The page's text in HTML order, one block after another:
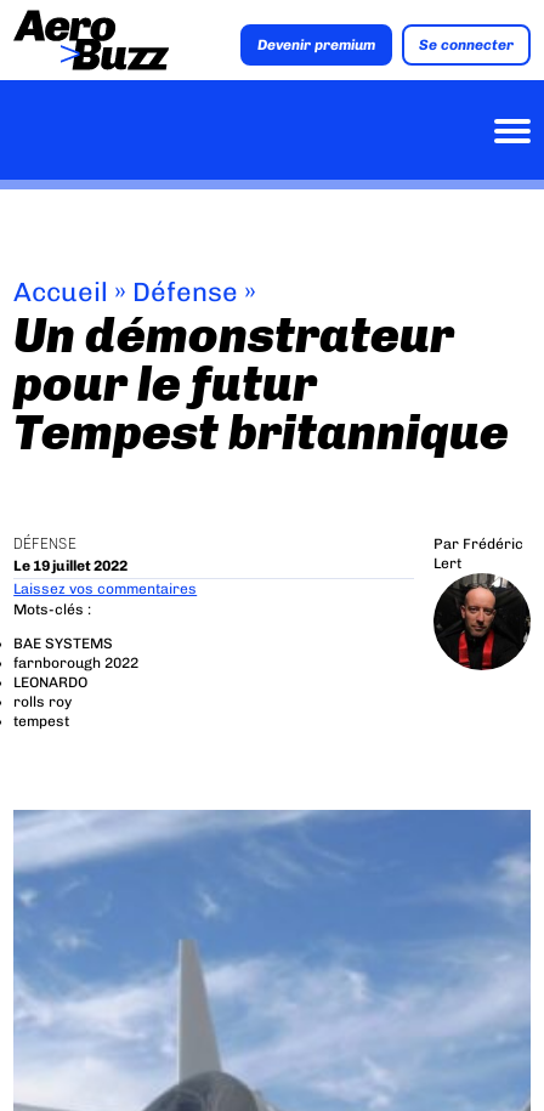
Devenir premium Se connecter
Accueil » Défense »
Un démonstrateur
pour le futur
Tempest britannique
DÉFENSE
Le 19 juillet 2022
Par Frédéric
Lert
Laissez vos commentaires
Mots-clés :
BAE SYSTEMS
farnborough 2022
LEONARDO
rolls roy
tempest